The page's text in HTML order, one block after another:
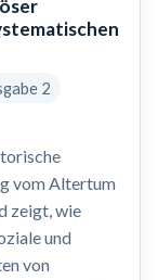
2
vom Altertum
zeigt, wie
und
von